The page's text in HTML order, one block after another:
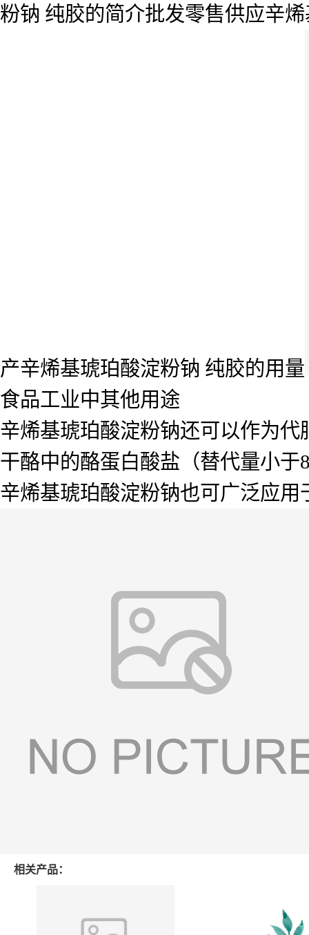
粉钠 纯胶的简介批发零售供应辛
产辛烯基琥珀酸淀粉钠 纯胶的用量
食品工业中其他用途
辛烯基琥珀酸淀粉钠还可以作为
干酪中的酪蛋白酸盐（替代量小于
辛烯基琥珀酸淀粉钠也可广泛应
相关产品：